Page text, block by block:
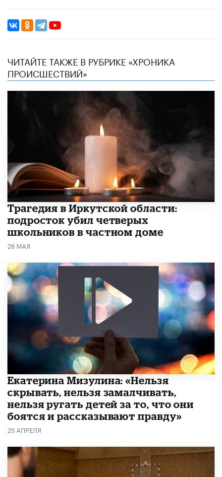
ЧИТАЙТЕ ТАКЖЕ В РУБРИКЕ «ХРОНИКА
ПРОИСШЕСТВИЙ»
Трагедия в Иркутской области:
подросток убил четверых
школьников в частном доме
28 МАЯ
Екатерина Мизулина: «Нельзя
скрывать, нельзя замалчивать,
нельзя ругать детей за то, что они
боятся и рассказывают правду»
25 АПРЕЛЯ